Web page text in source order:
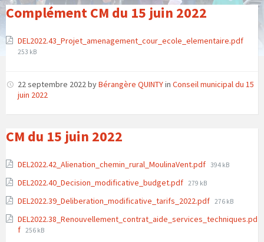
Complément CM du 15 juin 2022
Attachments
DEL2022.43_Projet_amenagement_cour_ecole_elementaire.pdf
253 kB
22 septembre 2022byBérangère QUINTYin Conseil municipal du 15
juin 2022
CM du 15 juin 2022
Attachments
DEL2022.42_Alienation_chemin_rural_MoulinaVent.pdf File
394 kB
DEL2022.40_Decision_modificative_budget.pdf File
279 kB
DEL2022.39_Deliberation_modificative_tarifs_2022.pdf File
276 kB
DEL2022.38_Renouvellement_contrat_aide_services_techniques.pd
f File
256 kB